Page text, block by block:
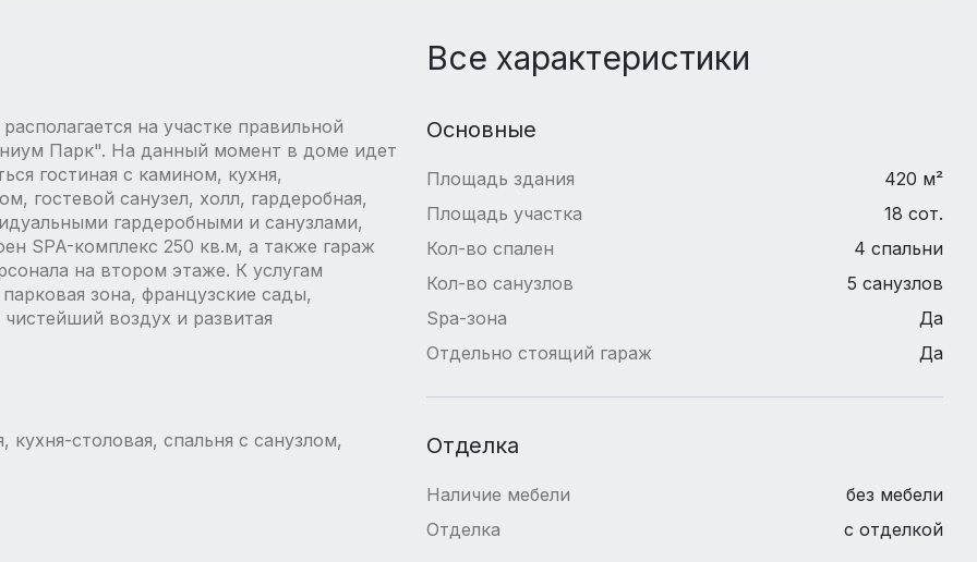
на участке правильной
Парк". На данный момент в доме идет
гостиная с камином, кухня,
гостевой санузел, холл, гардеробная,
гардеробными и санузлами,
SPA-комплекс 250 кв.м, а также гараж
на втором этаже. К услугам
зона, французские сады,
воздух и развитая
кухня-столовая, спальня с санузлом,
Все характеристики
Основные
Площадь здания
420 м²
Площадь участка
18 сот.
Кол-во спален
4 спальни
Кол-во санузлов
5 санузлов
Spa-зона
Да
Отдельно стоящий гараж
Да
Отделка
Наличие мебели
без мебели
Отделка
с отделкой